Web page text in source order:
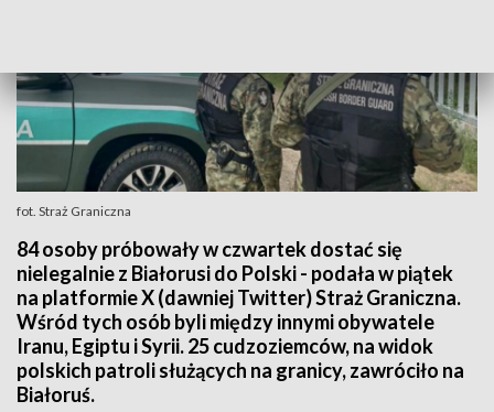
fot. Straż Graniczna
84 osoby próbowały w czwartek dostać się
nielegalnie z Białorusi do Polski - podała w piątek
na platformie X (dawniej Twitter) Straż Graniczna.
Wśród tych osób byli między innymi obywatele
Iranu, Egiptu i Syrii. 25 cudzoziemców, na widok
polskich patroli służących na granicy, zawróciło na
Białoruś.